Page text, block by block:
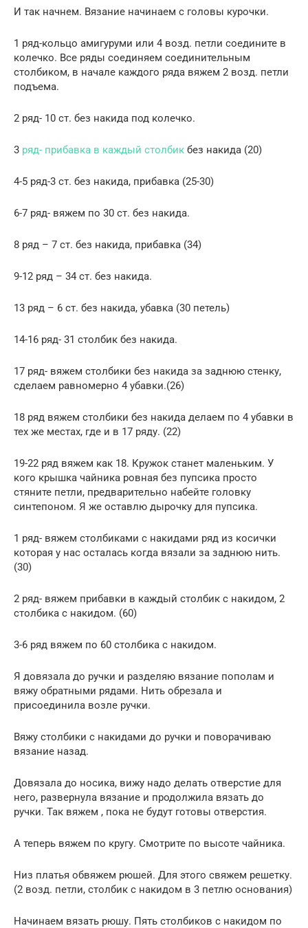
И так начнем. Вязание начинаем с головы курочки.
1 ряд-кольцо амигуруми или 4 возд. петли соедините в
колечко. Все ряды соединяем соединительным
столбиком, в начале каждого ряда вяжем 2 возд. петли
подъема.
2 ряд- 10 ст. без накида под колечко.
3 ряд- прибавка в каждый столбик без накида (20)
4-5 ряд-3 ст. без накида, прибавка (25-30)
6-7 ряд- вяжем по 30 ст. без накида.
8 ряд – 7 ст. без накида, прибавка (34)
9-12 ряд – 34 ст. без накида.
13 ряд – 6 ст. без накида, убавка (30 петель)
14-16 ряд- 31 столбик без накида.
17 ряд- вяжем столбики без накида за заднюю стенку,
сделаем равномерно 4 убавки.(26)
18 ряд вяжем столбики без накида делаем по 4 убавки в
тех же местах, где и в 17 ряду. (22)
19-22 ряд вяжем как 18. Кружок станет маленьким. У
кого крышка чайника ровная без пупсика просто
стяните петли, предварительно набейте головку
синтепоном. Я же оставлю дырочку для пупсика.
1 ряд- вяжем столбиками с накидами ряд из косички
которая у нас осталась когда вязали за заднюю нить.
(30)
2 ряд- вяжем прибавки в каждый столбик с накидом, 2
столбика с накидом. (60)
3-6 ряд вяжем по 60 столбика с накидом.
Я довязала до ручки и разделяю вязание пополам и
вяжу обратными рядами. Нить обрезала и
присоединила возле ручки.
Вяжу столбики с накидами до ручки и поворачиваю
вязание назад.
Довязала до носика, вижу надо делать отверстие для
него, развернула вязание и продолжила вязать до
ручки. Так вяжем , пока не будут готовы отверстия.
А теперь вяжем по кругу. Смотрите по высоте чайника.
Низ платья обвяжем рюшей. Для этого свяжем решетку.
(2 возд. петли, столбик с накидом в 3 петлю основания)
Начинаем вязать рюшу. Пять столбиков с накидом по